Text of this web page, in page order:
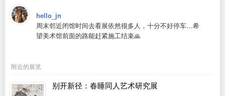
hello_jn
周末邻近闭馆时间去看展依然很多人，十分不好停车…希
望美术馆前面的路能赶紧施工结束🙏
附近的展览
别开新径：春睡同人艺术研究展